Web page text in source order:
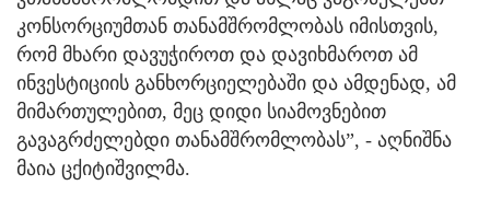
კონსორციუმთან თანამშრომლობას იმისთვის,
რომ მხარი დავუჭიროთ და დავიხმაროთ ამ
ინვესტიციის განხორციელებაში და ამდენად, ამ
მიმართულებით, მეც დიდი სიამოვნებით
გავაგრძელებდი თანამშრომლობას”, - აღნიშნა
მაია ცქიტიშვილმა.